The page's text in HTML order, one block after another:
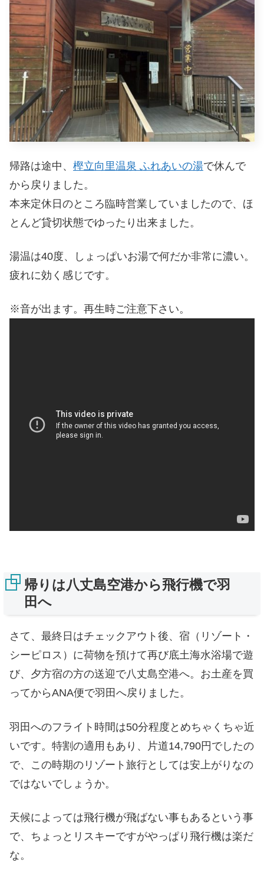
帰路は途中、 樫立向里温泉 ふれあいの湯で休んで
から戻りました。
本来定休日のところ臨時営業していましたので、ほ
とんど貸切状態でゆったり出来ました。
湯温は40度、しょっぱいお湯で何だか非常に濃い。
疲れに効く感じです。
※音が出ます。再生時ご注意下さい。
帰りは八丈島空港から飛行機で羽
田へ
さて、最終日はチェックアウト後、宿（リゾート・
シーピロス）に荷物を預けて再び底土海水浴場で遊
び、夕方宿の方の送迎で八丈島空港へ。お土産を買
ってからANA便で羽田へ戻りました。
羽田へのフライト時間は50分程度とめちゃくちゃ近
いです。特割の適用もあり、片道14,790円でしたの
で、この時期のリゾート旅行としては安上がりなの
ではないでしょうか。
天候によっては飛行機が飛ばない事もあるという事
で、ちょっとリスキーですがやっぱり飛行機は楽だ
な。